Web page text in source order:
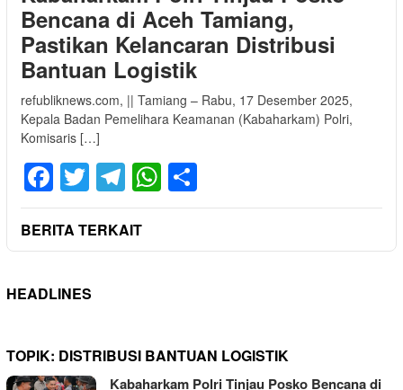
Bencana di Aceh Tamiang,
Pastikan Kelancaran Distribusi
Bantuan Logistik
refubliknews.com, || Tamiang – Rabu, 17 Desember 2025,
Kepala Badan Pemelihara Keamanan (Kabaharkam) Polri,
Komisaris […]
Facebook
Twitter
Telegram
WhatsApp
BERITA TERKAIT
HEADLINES
TOPIK: DISTRIBUSI BANTUAN LOGISTIK
Kabaharkam Polri Tinjau Posko Bencana di